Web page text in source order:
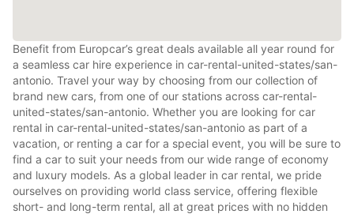
Benefit from Europcar’s great deals available all year round for
a seamless car hire experience in car-rental-united-states/san-
antonio. Travel your way by choosing from our collection of
brand new cars, from one of our stations across car-rental-
united-states/san-antonio. Whether you are looking for car
rental in car-rental-united-states/san-antonio as part of a
vacation, or renting a car for a special event, you will be sure to
find a car to suit your needs from our wide range of economy
and luxury models. As a global leader in car rental, we pride
ourselves on providing world class service, offering flexible
short- and long-term rental, all at great prices with no hidden